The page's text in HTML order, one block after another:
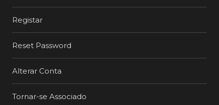
Registar
Reset Password
Alterar Conta
Tornar-se Associado